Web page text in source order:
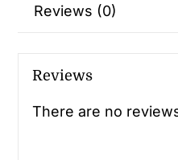
Reviews (0)
Reviews
There are no